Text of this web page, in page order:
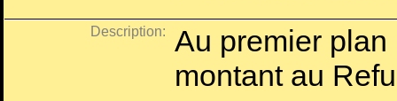
Description:
Au premier
montant au